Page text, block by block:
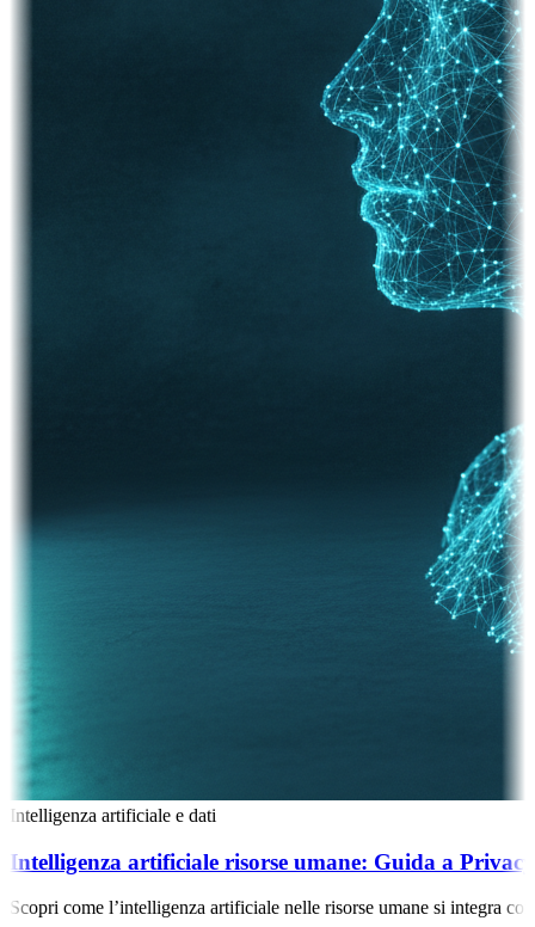
artificiale e dati
artificiale risorse umane: Guida a Privacy e
come l’intelligenza artificiale nelle risorse umane si integra con